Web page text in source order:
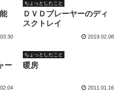
ちょっとしたこと
ＤＶＤプレーヤーのディ
スクトレイ
2019.02.08
ー
ちょっとしたこと
暖房
2011.01.16